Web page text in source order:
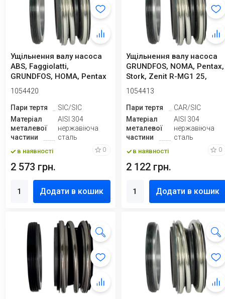
Ущільнення валу насоса
ABS, Faggiolatti,
GRUNDFOS, HOMA, Pentax
R-MG1 25, SIC...
1054420
Пари тертя
SIC/SIC
Матеріал
металевої
частини
AISI 304
нержавіюча
сталь
в наявності 0
2 573 грн.
Додати в кошик
Ущільнення валу насоса
GRUNDFOS, NOMA, Pentax,
Stork, Zenit R-MG1 25,
CAR/SIC...
1054413
Пари тертя
CAR/SIC
Матеріал
металевої
частини
AISI 304
нержавіюча
сталь
в наявності 0
2 122 грн.
Додати в кошик